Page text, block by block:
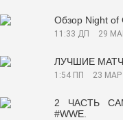
Обзор Night of
11:33 ДП 29
ЛУЧШИЕ
1:54 ПП 23 МАР
2 ЧАСТЬ
#WWE.